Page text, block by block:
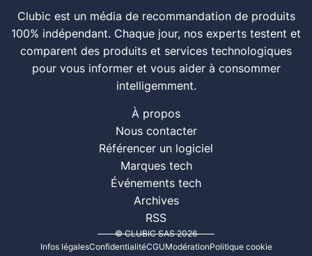
Clubic est un média de recommandation de produits
100% indépendant. Chaque jour, nos experts testent et
comparent des produits et services technologiques
pour vous informer et vous aider à consommer
intelligemment.
À propos
Nous contacter
Référencer un logiciel
Marques tech
Événements tech
Archives
RSS
© CLUBIC SAS 2026
Infos légalesConfidentialitéCGUModérationPolitique cookie